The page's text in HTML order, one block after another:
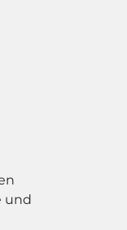
und